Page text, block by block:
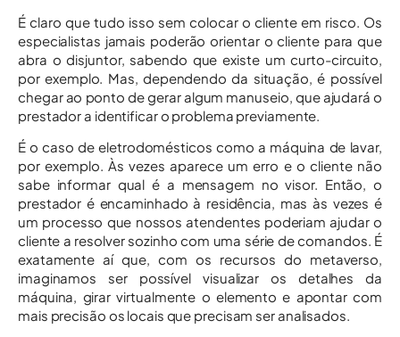
É claro que tudo isso sem colocar o cliente em risco. Os
especialistas jamais poderão orientar o cliente para que
abra o disjuntor, sabendo que existe um curto-circuito,
por exemplo. Mas, dependendo da situação, é possível
chegar ao ponto de gerar algum manuseio, que ajudará o
prestador a identificar o problema previamente.
É o caso de eletrodomésticos como a máquina de lavar,
por exemplo. Às vezes aparece um erro e o cliente não
sabe informar qual é a mensagem no visor. Então, o
prestador é encaminhado à residência, mas às vezes é
um processo que nossos atendentes poderiam ajudar o
cliente a resolver sozinho com uma série de comandos. É
exatamente aí que, com os recursos do metaverso,
imaginamos ser possível visualizar os detalhes da
máquina, girar virtualmente o elemento e apontar com
mais precisão os locais que precisam ser analisados.